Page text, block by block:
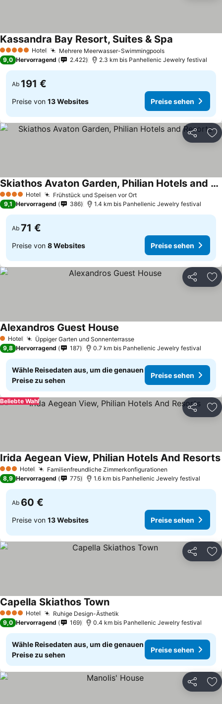
5 Sterne Hotel Mehrere Meerwasser-SwimmingpoolsPreise sehen
Kassandra Bay Resort, Suites & Spa
9,0 Hervorragend 2.422 2.3 km bis Panhellenic Jewelry festival
Ab 191 €
Preise von 13 Websites Preise sehen
Teilen
4 Sterne Hotel Frühstück und Speisen vor OrtPreise sehen
Skiathos Avaton Garden, Philian Hotels and Resorts
Preise sehen
9,1 Hervorragend 386 1.4 km bis Panhellenic Jewelry festival
Ab 71 €
Preise von 8 Websites Preise sehen
Teilen
1 Sterne
Hotel Üppiger Garten und SonnenterrassePreise sehen
Alexandros Guest House
9,8 Hervorragend 187 0.7 km bis Panhellenic Jewelry festival
Wähle Reisedaten aus, um die genauen
Preise zu sehen
Preise sehen
Teilen
Beliebte Wahl
3 SterneHotel Familienfreundliche Zimmerkonfigurationen
Irida Aegean View, Philian Hotels And Resorts
8,9 Hervorragend 775 1.6 km bis Panhellenic Jewelry festival
Ab 60 €
Preise von 13 Websites Preise sehen
Teilen
4 Sterne Hotel Ruhige Design-Ästhetik
Capella Skiathos TownPreise sehen
9,0 Hervorragend 169 0.4 km bis Panhellenic Jewelry festival
Wähle Reisedaten aus, um die genauen
Preise zu sehen
Preise sehen
Teilen